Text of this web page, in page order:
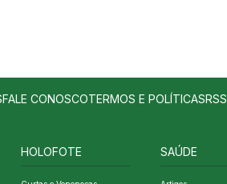
FALE CONOSCOTERMOS E POLÍTICASRSS
HOLOFOTE SAÚDE